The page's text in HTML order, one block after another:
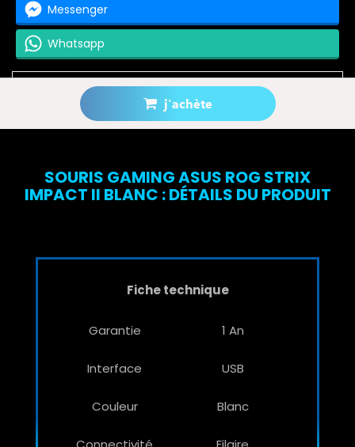
j'achète
Messenger
Whatsapp
Prévenez-moi lorsque le produit est disponible
SOURIS GAMING ASUS ROG STRIX
IMPACT II BLANC : DÉTAILS DU PRODUIT
Fiche technique
Garantie 1 An
Interface USB
Couleur Blanc